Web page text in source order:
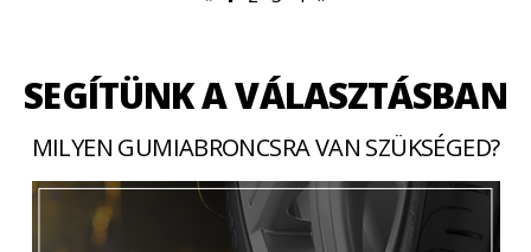
SEGÍTÜNK A VÁLASZTÁSBAN
MILYEN GUMIABRONCSRA VAN SZÜKSÉGED?